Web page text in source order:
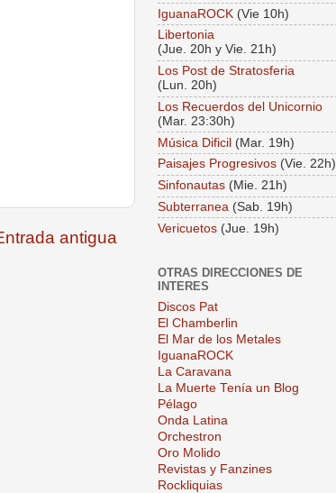
antigua
IguanaROCK (Vie 10h)
Libertonia
(Jue. 20h y Vie. 21h)
Los Post de Stratosferia
(Lun. 20h)
Los Recuerdos del Unicornio
(Mar. 23:30h)
Música Dificil (Mar. 19h)
Paisajes Progresivos (Vie. 22h)
Sinfonautas (Mie. 21h)
Subterranea (Sab. 19h)
Vericuetos (Jue. 19h)
OTRAS DIRECCIONES DE
INTERES
Discos Pat
El Chamberlin
El Mar de los Metales
IguanaROCK
La Caravana
La Muerte Tenía un Blog
Pélago
Onda Latina
Orchestron
Oro Molido
Revistas y Fanzines
Rockliquias